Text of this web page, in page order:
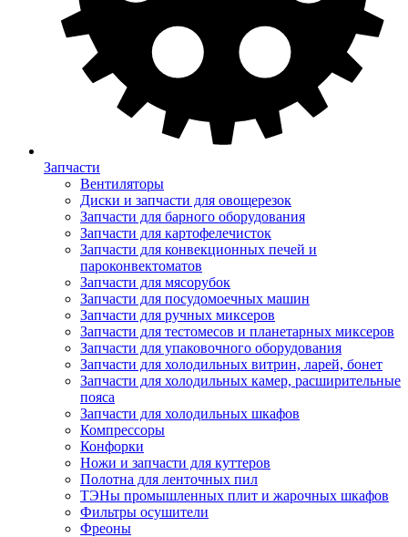
Запчасти
Вентиляторы
Диски и запчасти для овощерезок
Запчасти для барного оборудования
Запчасти для картофелечисток
Запчасти для конвекционных печей и
пароконвектоматов
Запчасти для мясорубок
Запчасти для посудомоечных машин
Запчасти для ручных миксеров
Запчасти для тестомесов и планетарных миксеров
Запчасти для упаковочного оборудования
Запчасти для холодильных витрин, ларей, бонет
Запчасти для холодильных камер, расширительные
пояса
Запчасти для холодильных шкафов
Компрессоры
Конфорки
Ножи и запчасти для куттеров
Полотна для ленточных пил
ТЭНы промышленных плит и жарочных шкафов
Фильтры осушители
Фреоны